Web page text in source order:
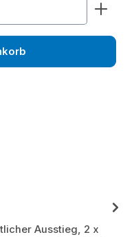
Ausstieg, 2 x